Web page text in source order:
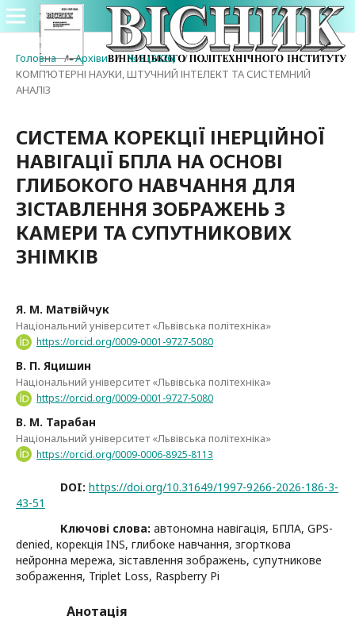
Головна / Архіви / № 3 (2026) /
КОМП’ЮТЕРНІ НАУКИ, ШТУЧНИЙ ІНТЕЛЕКТ ТА СИСТЕМНИЙ
АНАЛІЗ
СИСТЕМА КОРЕКЦІЇ ІНЕРЦІЙНОЇ
НАВІГАЦІЇ БПЛА НА ОСНОВІ
ГЛИБОКОГО НАВЧАННЯ ДЛЯ
ЗІСТАВЛЕННЯ ЗОБРАЖЕНЬ З
КАМЕРИ ТА СУПУТНИКОВИХ
ЗНІМКІВ
Я. М. Матвійчук
Національний університет «Львівська політехніка»
https://orcid.org/0009-0001-9727-5080
В. П. Яцишин
Національний університет «Львівська політехніка»
https://orcid.org/0009-0001-9727-5080
В. М. Тарабан
Національний університет «Львівська політехніка»
https://orcid.org/0009-0006-8925-8113
DOI: https://doi.org/10.31649/1997-9266-2026-186-3-
43-51
Ключові слова: автономна навігація, БПЛА, GPS-
denied, корекція INS, глибоке навчання, згорткова
нейронна мережа, зіставлення зображень, супутникове
зображення, Triplet Loss, Raspberry Pi
Анотація